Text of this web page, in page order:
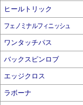
ヒールトリック
フェノミナルフィニッシュ
ワンタッチパス
バックスピンロブ
エッジクロス
ラボーナ